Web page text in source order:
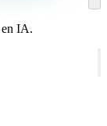
en IA.